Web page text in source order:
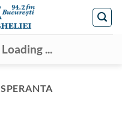
Loading ...
SPERANTA